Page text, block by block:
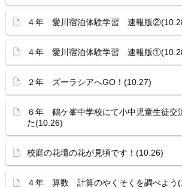
４年 愛川宿泊体験学習 速報版
４年 愛川宿泊体験学習 速報版
２年 ズーラシアへGO！(10.27)
６年 鶴ケ峯中学校にて小中児童生徒交
た(10.26)
校庭の花壇の花が見頃です！(10.26)
４年 算数 計算のやくそくを調べよう